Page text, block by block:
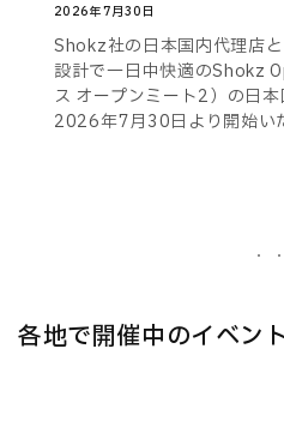
2026年7月30日
Shokz社の日本国内代理店
設計で一日中快適のShokz
ス オープンミート2）の日本
2026年7月30日より開始い
各地で開催中のイベン